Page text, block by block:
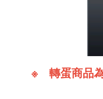
※ 轉蛋商品為